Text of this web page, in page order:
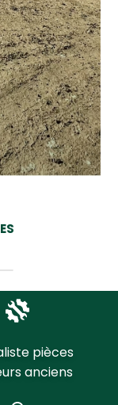
pièces
anciens